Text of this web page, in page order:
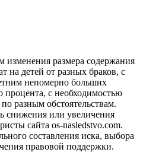
изменения размера содержания
на детей от разных браков, с
непомерно больших
процента, с необходимостью
разным обстоятельствам.
снижения или увеличения
сайта os-nasledstvo.com.
составления иска, выбора
правовой поддержки.